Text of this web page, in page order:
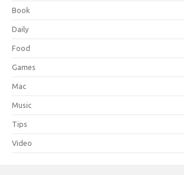
Book
Daily
Food
Games
Mac
Music
Tips
Video